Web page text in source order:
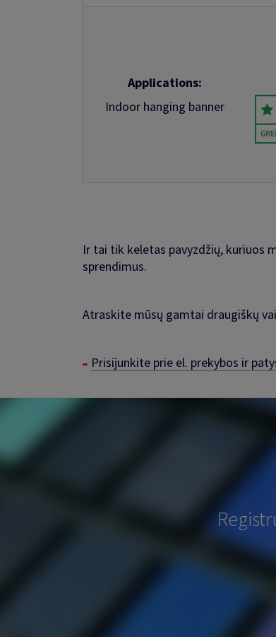
Applications:
Indoor hanging banner
Ir tai tik keletas pavyzdžių, kuriuos
sprendimus.
Atraskite mūsų gamtai draugiškų
Prisijunkite prie el. prekybos ir